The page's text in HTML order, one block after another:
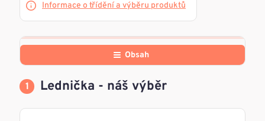
Informace o třídění a výběru produktů
Obsah
Lednička - náš výběr